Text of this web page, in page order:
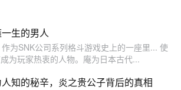
生的男人
为SNK公司系列格斗游戏史上的一座里... 使
为玩家热衷的人物。庵为日本古代...
人知的秘辛，炎之贵公子背后的真相